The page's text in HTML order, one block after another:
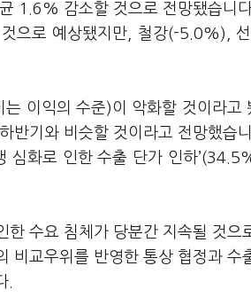
1.6% 감소할 것으로 전망됐습니
으로 예상됐지만 철강(-5.0%),
는 이익의 수준)이 악화할 것이라고
반기와 비슷할 것이라고 전망했습
심화로 인한 수출 단가 인하
한 수요 침체가 당분간 지속될 것으
비교우위를 반영한 통상 협정과 수